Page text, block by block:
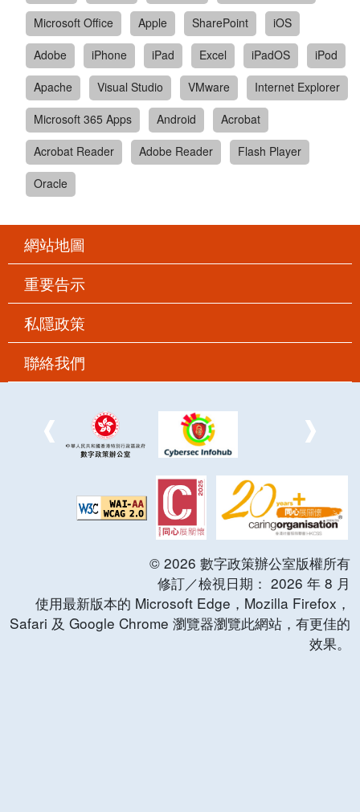
Microsoft Office
Apple SharePoint
iOS
Adobe
iPhone iPad Excel iPadOS
iPod
Apache
Visual Studio VMware
Internet Explorer
Microsoft 365 Apps
Android
Acrobat
Acrobat Reader
Adobe Reader
Flash Player
Oracle
網站地圖
重要告示
私隱政策
聯絡我們
© 2026 數字政策辦公室版權所有
修訂／檢視日期： 2026 年 8 月
使用最新版本的 Microsoft Edge，Mozilla Firefox，
Safari 及 Google Chrome 瀏覽器瀏覽此網站，有更佳的
效果。